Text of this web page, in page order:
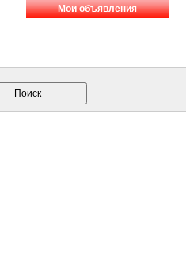
Мои объявления